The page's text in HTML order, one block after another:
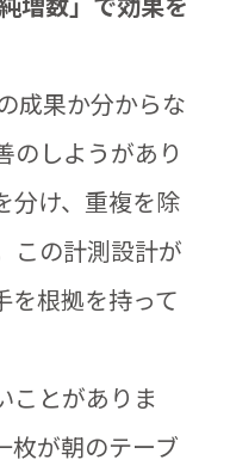
成果か分からな
のしようがあり
分け、重複を除
この計測設計が
を根拠を持って
ことがありま
枚が朝のテーブ